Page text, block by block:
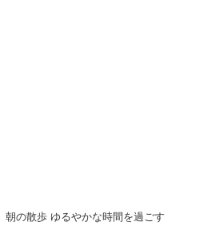
朝の散歩 ゆるやかな時間を過ごす